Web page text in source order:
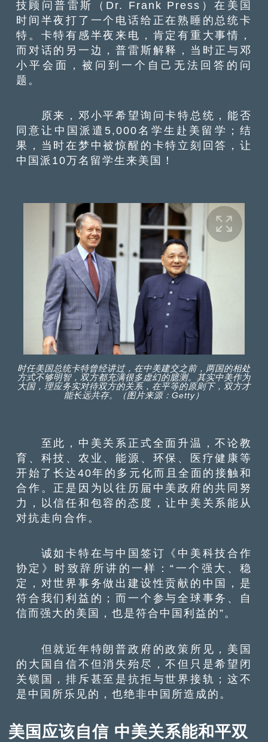
技顾问普雷斯（Dr. Frank Press）在美国
时间半夜打了一个电话给正在熟睡的总统卡
特。卡特有感半夜来电，肯定有重大事情，
而对话的另一边，普雷斯解释，当时正与邓
小平会面，被问到一个自己无法回答的问
题。
原来，邓小平希望询问卡特总统，能否
同意让中国派遣5,000名学生赴美留学；结
果，当时在梦中被惊醒的卡特立刻回答，让
中国派10万名留学生来美国！
时任美国总统卡特曾经讲过，在中美建交之前，两国的相处
方式不够明智，双方都充满很多虚幻的臆测。其实中美作为
大国，理应务实对待双方的关系，在平等的原则下，双方才
能长远共存。（图片来源：Getty）
至此，中美关系正式全面升温，不论教
育、科技、农业、能源、环保、医疗健康等
开始了长达40年的多元化而且全面的接触和
合作。正是因为以往历届中美政府的共同努
力，以信任和包容的态度，让中美关系能从
对抗走向合作。
诚如卡特在与中国签订《中美科技合作
协定》时致辞所讲的一样：“一个强大、稳
定，对世界事务做出建设性贡献的中国，是
符合我们利益的；而一个参与全球事务、自
信而强大的美国，也是符合中国利益的”。
但就近年特朗普政府的政策所见，美国
的大国自信不但消失殆尽，不但只是希望闭
关锁国，排斥甚至是抗拒与世界接轨；这不
是中国所乐见的，也绝非中国所造成的。
美国应该自信 中美关系能和平双